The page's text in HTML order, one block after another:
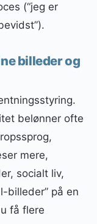
(“jeg er
billeder og
belønner ofte
mere,
socialt liv,
billeder” på en
få flere